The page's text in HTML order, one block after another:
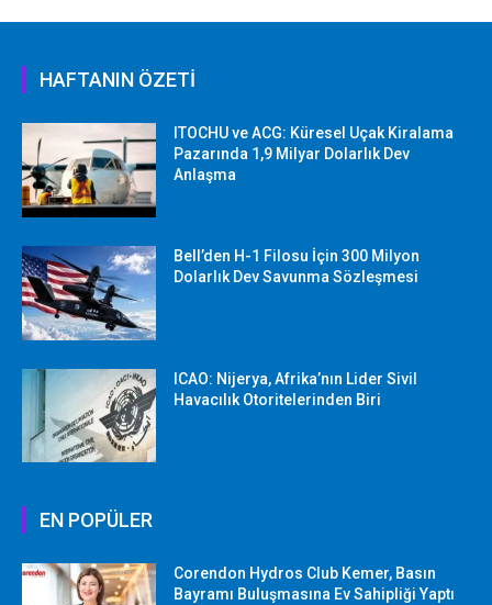
HAFTANIN ÖZETİ
ITOCHU ve ACG: Küresel Uçak Kiralama
Pazarında 1,9 Milyar Dolarlık Dev
Anlaşma
Bell’den H-1 Filosu İçin 300 Milyon
Dolarlık Dev Savunma Sözleşmesi
ICAO: Nijerya, Afrika’nın Lider Sivil
Havacılık Otoritelerinden Biri
EN POPÜLER
Corendon Hydros Club Kemer, Basın
Bayramı Buluşmasına Ev Sahipliği Yaptı